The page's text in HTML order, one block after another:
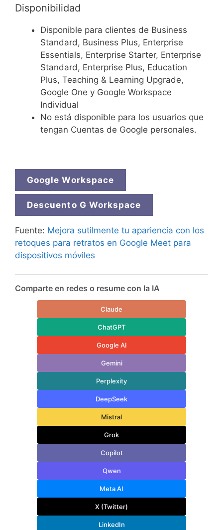
Disponibilidad
Disponible para clientes de Business
Standard, Business Plus, Enterprise
Essentials, Enterprise Starter, Enterprise
Standard, Enterprise Plus, Education
Plus, Teaching & Learning Upgrade,
Google One y Google Workspace
Individual
No está disponible para los usuarios que
tengan Cuentas de Google personales.
Google Workspace
Descuento G Workspace
Fuente: Mejora sutilmente tu apariencia con los
retoques para retratos en Google Meet para
dispositivos móviles
Comparte en redes o resume con la IA
Claude
ChatGPT
Google AI
Gemini
Perplexity
DeepSeek
Mistral
Grok
Copilot
Qwen
Meta AI
X (Twitter)
LinkedIn